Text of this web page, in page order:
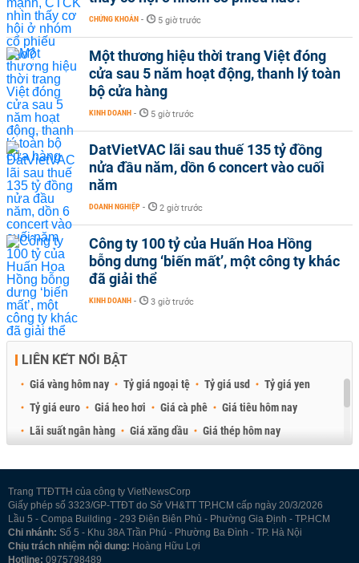
CHỨNG KHOÁN - 5 giờ trước
Một thương hiệu thời trang Việt đóng
cửa sau 5 năm hoạt động, thanh lý toàn
bộ cửa hàng
KINH DOANH - 5 giờ trước
DatVietVAC lãi sau thuế 135 tỷ đồng
nửa đầu năm, dồn 6 concert vào cuối
năm
DOANH NGHIỆP - 2 giờ trước
Công ty 100 tỷ của Huấn Hoa Hồng
bỗng dưng ‘biến mất’, một công ty khác
đã giải thể
KINH DOANH - 3 giờ trước
LIÊN KẾT NỔI BẬT
Giá vàng hôm nay Tỷ giá ngoại tệ Tỷ giá usd
Tỷ giá yen
Tỷ giá euro
Giá heo hơi Giá cà phê
Giá tiêu hôm nay
Lãi suất ngân hàng
Giá xăng dầu
Giá thép hôm nay
Trang TTĐTTH của công ty VietNewsCorp
Giấy phép số 3323/GP-TTĐT do Sở VH&TT TP.HCM cấp ngày 20/3/2026
Lầu 5 - Compa Building - 293 Điện Biên Phủ - Phường Gia Định - TP.HCM
Chi nhánh: Số 5 - Khu 38A Trần Phú - Phường Ba Đình - TP. Hà Nội
Chịu trách nhiệm nội dung: Hoàng Hữu Lợi
Hotline: 0975798489